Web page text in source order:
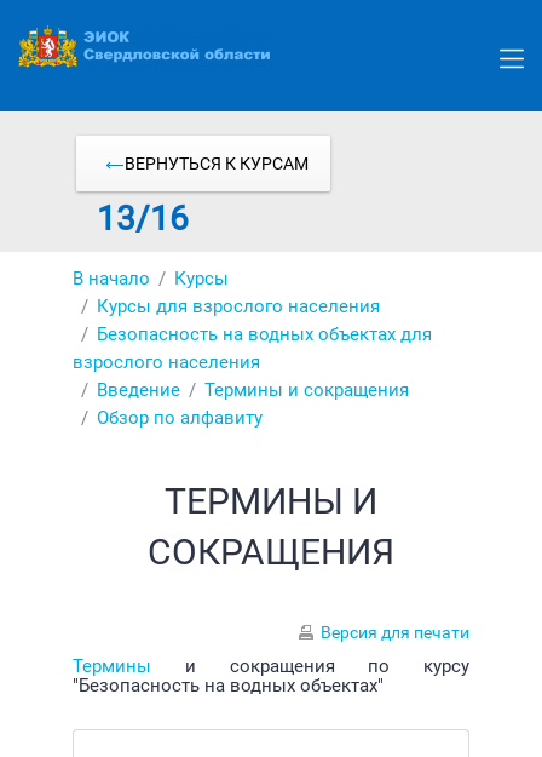
основному
ВЕРНУТЬСЯ К КУРСАМ
13/16
В начало
Курсы
Курсы для взрослого населения
Безопасность на водных объектах для
взрослого населения
Введение
Термины и сокращения
Обзор по алфавиту
ТЕРМИНЫ И
СОКРАЩЕНИЯ
Версия для печати
Термины и сокращения по курсу
"Безопасность на водных объектах"